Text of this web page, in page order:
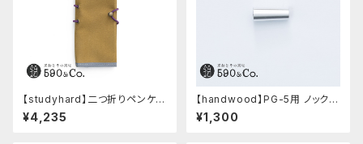
【studyhard】二つ折りペンケー
ス ミニマムコンパクトサイズ
(カーキ)
¥4,235
【handwood】PG-5用 ノック部
カバー (超超ジュラルミン)
¥1,300